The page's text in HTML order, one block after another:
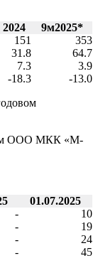
2024
9м2025*
151
353
31.8
64.7
7.3
3.9
-18.3
-13.0
ООО МКК «М-
01.07.2025
-
10
-
19
-
24
-
45